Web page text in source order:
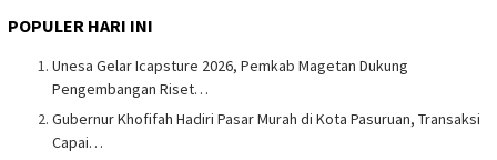
POPULER HARI INI
Unesa Gelar Icapsture 2026, Pemkab Magetan Dukung
Pengembangan Riset…
Gubernur Khofifah Hadiri Pasar Murah di Kota Pasuruan, Transaksi
Capai…